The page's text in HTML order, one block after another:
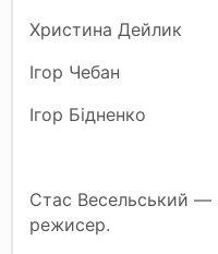
Христина Дейлик
Ігор Чебан
Ігор Бідненко
Стас Весельський —
режисер.